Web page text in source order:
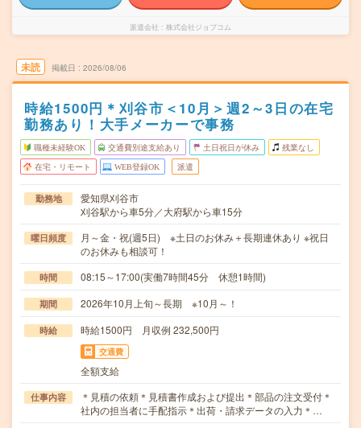
派遣会社 株式会社ジョブコム
未読 掲載日 2026/08/06
時給1500円＊刈谷市＜10月＞週2～3日の在宅
勤務あり！大手メーカーで事務
職種未経験OK 交通費別途支給あり 土日祝日が休み 残業なし
在宅・リモート WEB登録OK 派遣
勤務地
愛知県刈谷市
刈谷駅から車5分／大府駅から車15分
曜日頻度
月～金・祝(週5日) ※土日のお休み＋長期連休あり ※祝日
のお休みも相談可！
時間 08:15～17:00(実働7時間45分 休憩1時間)
期間 2026年10月上旬～長期 ※10月～！
時給 時給1500円 月収例 232,500円
交通費
全額支給
仕事内容
＊見積の依頼＊見積書作成および提出＊部品の注文受付＊
社内の担当者に手配指示＊出荷・請求データの入力＊…